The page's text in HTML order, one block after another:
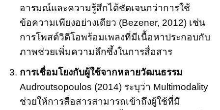
อารมณ์และความรู้สึกได้ชัดเจนกว่าการใช้
ข้อความเพียงอย่างเดียว (Bezener, 2012) เช่น
การโพสต์วิดีโอพร้อมเพลงที่มีเนื้อหาประกอบกับ
ภาพช่วยเพิ่มความลึกซึ้งในการสื่อสาร
การเชื่อมโยงกับผู้ใช้จากหลายวัฒนธรรม
Audroutsopoulos (2014) ระบุว่า Multimodality
ช่วยให้การสื่อสารสามารถเข้าถึงผู้ใช้ที่มี